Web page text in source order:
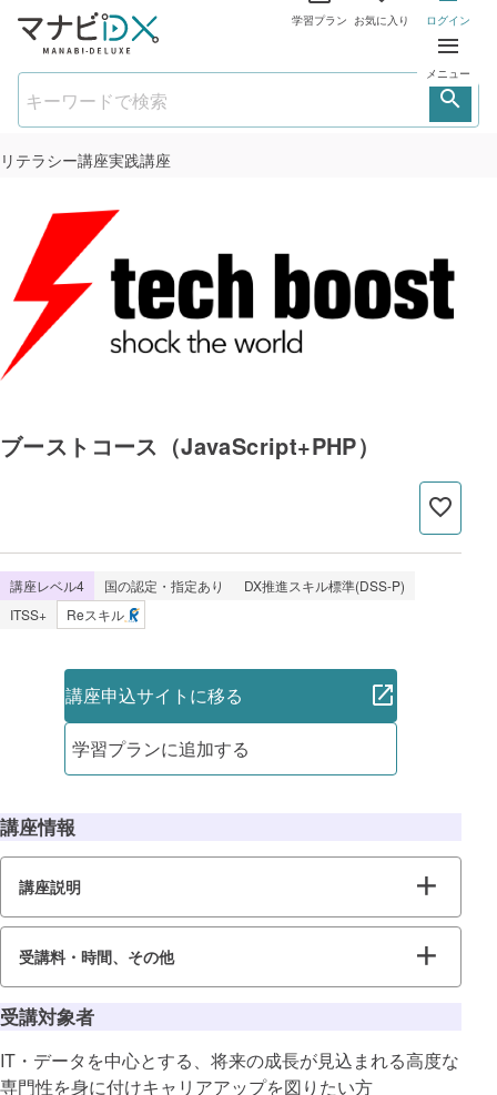
学習プラン お気に入り ログイン
メニュー
リテラシー講座実践講座
ブーストコース（JavaScript+PHP）
講座レベル4 国の認定・指定あり
DX推進スキル標準(DSS-P)
ITSS+
Reスキル
講座申込サイトに移る
学習プランに追加する
講座情報
講座説明
受講料・時間、その他
受講対象者
IT・データを中心とする、将来の成長が見込まれる高度な
専門性を身に付けキャリアアップを図りたい方